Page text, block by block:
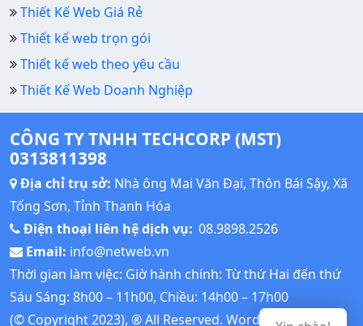
Thiết Kế Web Giá Rẻ
Thiết kế web trọn gói
Thiết kế web theo yêu cầu
Thiết Kế Web Doanh Nghiệp
CÔNG TY TNHH TECHCORP (MST)
0313811398
Địa chỉ trụ sở: Nhà ông Mai Văn Đại, Thôn Bái Sậy, Xã
Tống Sơn, Tỉnh Thanh Hóa
Điện thoại liên hệ dịch vụ: 08.9898.2526
Email: info@netweb.vn
Thời gian làm việc: Giờ hành chính: Từ thứ Hai đến thứ
Sáu Sáng: 8h00 – 11h00, Chiều: 14h00 – 17h00
(© Copyright 2023), ® All Reserved. Wordpress Tutorial